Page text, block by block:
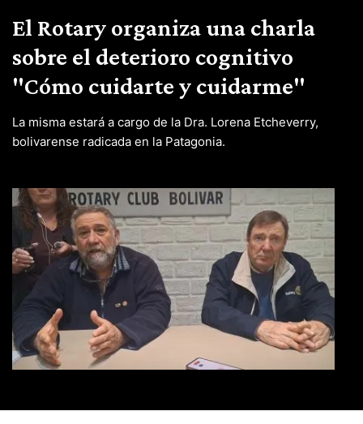
El Rotary organiza una charla
sobre el deterioro cognitivo
"Cómo cuidarte y cuidarme"
La misma estará a cargo de la Dra. Lorena Etcheverry,
bolivarense radicada en la Patagonia.